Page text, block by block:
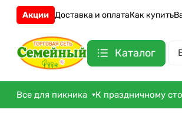
Акции Доставка и оплатаКак купить
Каталог
Все для пикника К праздничному